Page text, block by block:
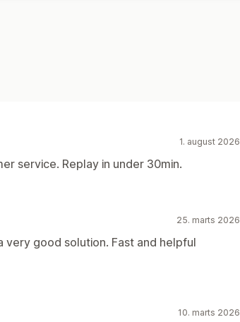
1. august 2026
service. Replay in under 30min.
25. marts 2026
very good solution. Fast and helpful
10. marts 2026